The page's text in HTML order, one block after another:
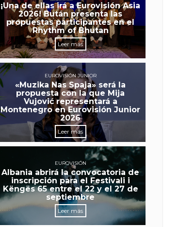
¡Una de ellas irá a Eurovisión Asia
2026! Bután presenta las
propuestas participantes en el
Rhythm of Bhutan
Leer más
EUROVISIÓN JUNIOR
«Muzika Nas Spaja» será la
propuesta con la que Mija
Vujović representará a
Montenegro en Eurovisión Junior
2026
Leer más
EUROVISIÓN
Albania abrirá la convocatoria de
inscripción para el Festivali i
Këngës 65 entre el 22 y el 27 de
septiembre
Leer más